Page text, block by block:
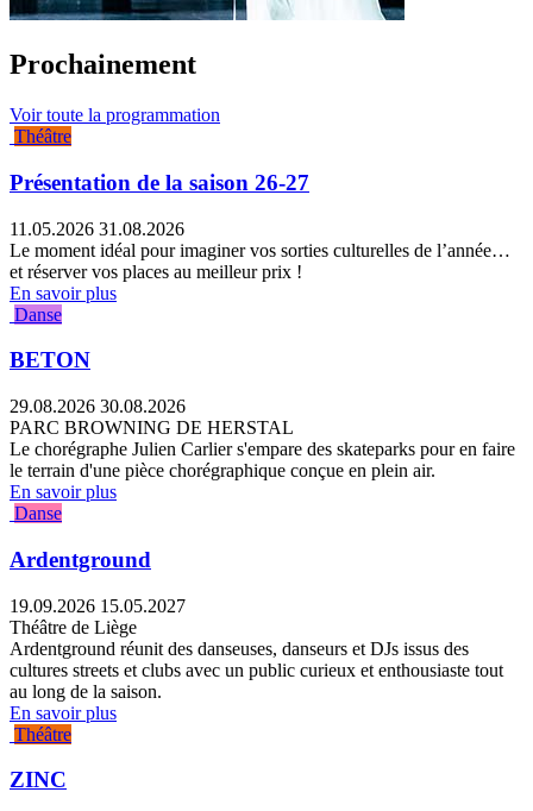
Prochainement
Voir toute la programmation
Théâtre
Présentation de la saison 26-27
11.05.2026 31.08.2026
Le moment idéal pour imaginer vos sorties culturelles de l’année…
et réserver vos places au meilleur prix !
En savoir plus
Danse
BETON
29.08.2026 30.08.2026
PARC BROWNING DE HERSTAL
Le chorégraphe Julien Carlier s'empare des skateparks pour en faire
le terrain d'une pièce chorégraphique conçue en plein air.
En savoir plus
Danse
Ardentground
19.09.2026 15.05.2027
Théâtre de Liège
Ardentground réunit des danseuses, danseurs et DJs issus des
cultures streets et clubs avec un public curieux et enthousiaste tout
au long de la saison.
En savoir plus
Théâtre
ZINC